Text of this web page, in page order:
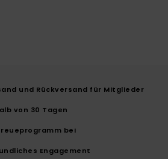
und Rückversand für Mitglieder
von 30 Tagen
bei
Engagement